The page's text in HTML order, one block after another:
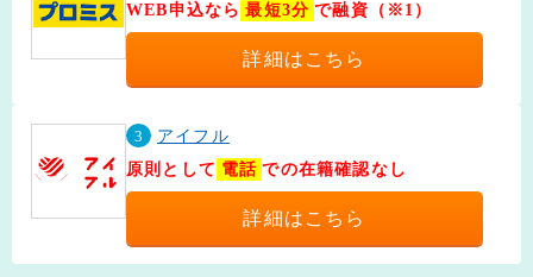
WEB申込なら 最短3分 で融資（※1）
詳細はこちら
3
アイフル
原則として 電話 での在籍確認なし
詳細はこちら